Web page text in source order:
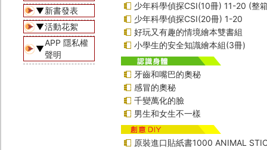
▼新書發表
▼活動花絮
▼
APP 隱私權
聲明
少年科學偵探CSI(10冊) 11-20 (整
少年科學偵探CSI(20冊) 1-20
好玩又有趣的情境繪本雙書組
小學生的安全知識繪本組(3冊)
牙齒和嘴巴的奧秘
感冒的奧秘
千變萬化的臉
男生和女生不一樣
原裝進口貼紙書1000 ANIMAL